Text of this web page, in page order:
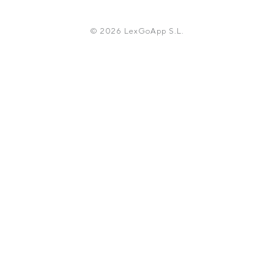
© 2026 LexGoApp S.L.